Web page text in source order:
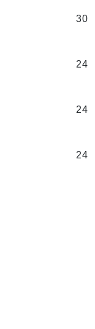
30
24
24
24